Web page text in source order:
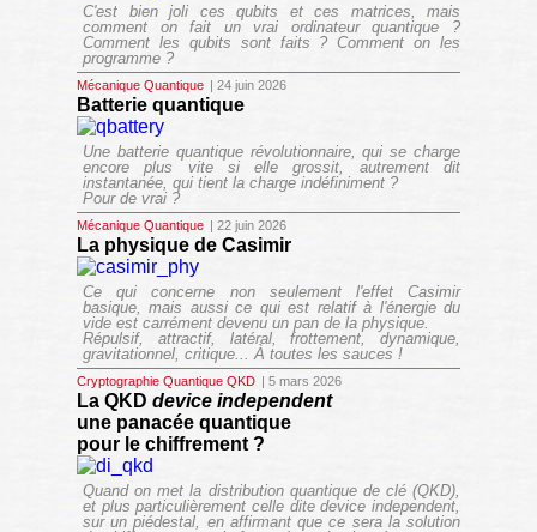
C'est bien joli ces qubits et ces matrices, mais
comment on fait un vrai ordinateur quantique ?
Comment les qubits sont faits ? Comment on les
programme ?
Mécanique Quantique | 24 juin 2026
Batterie quantique
Une batterie quantique révolutionnaire, qui se charge
encore plus vite si elle grossit, autrement dit
instantanée, qui tient la charge indéfiniment ?
Pour de vrai ?
Mécanique Quantique | 22 juin 2026
La physique de Casimir
Ce qui concerne non seulement l'effet Casimir
basique, mais aussi ce qui est relatif à l'énergie du
vide est carrément devenu un pan de la physique.
Répulsif, attractif, latéral, frottement, dynamique,
gravitationnel, critique... À toutes les sauces !
Cryptographie Quantique QKD | 5 mars 2026
La QKD device independent
une panacée quantique
pour le chiffrement ?
Quand on met la distribution quantique de clé (QKD),
et plus particulièrement celle ditedevice independent
sur un piédestal, en affirmant que ce sera la solution